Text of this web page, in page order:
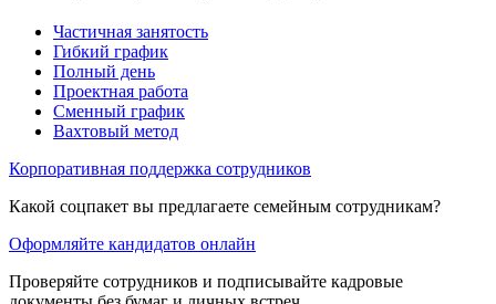
Частичная занятость
Гибкий график
Полный день
Проектная работа
Сменный график
Вахтовый метод
Корпоративная поддержка сотрудников
Какой соцпакет вы предлагаете семейным сотрудникам?
Оформляйте кандидатов онлайн
Проверяйте сотрудников и подписывайте кадровые